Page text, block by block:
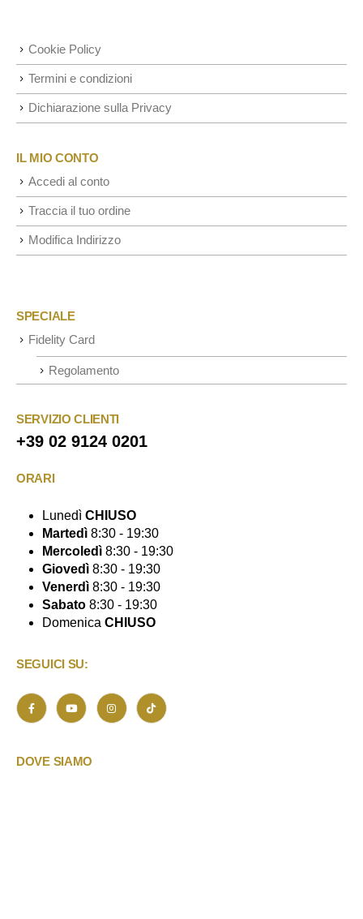
Cookie Policy
Termini e condizioni
Dichiarazione sulla Privacy
IL MIO CONTO
Accedi al conto
Traccia il tuo ordine
Modifica Indirizzo
SPECIALE
Fidelity Card
Regolamento
SERVIZIO CLIENTI
+39 02 9124 0201
ORARI
Lunedì CHIUSO
Martedì 8:30 - 19:30
Mercoledì 8:30 - 19:30
Giovedì 8:30 - 19:30
Venerdì 8:30 - 19:30
Sabato 8:30 - 19:30
Domenica CHIUSO
SEGUICI SU:
DOVE SIAMO